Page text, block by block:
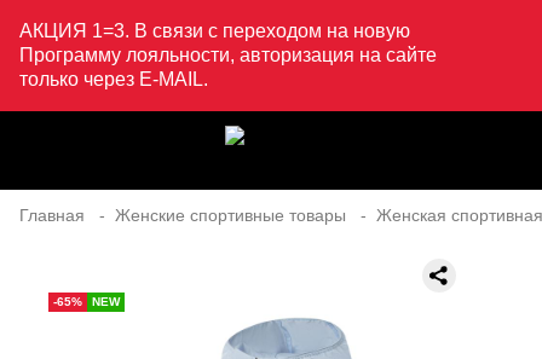
АКЦИЯ 1=3. В связи с переходом на новую
Программу лояльности, авторизация на сайте
только через E-MAIL.
Главная Женские спортивные товары Женская
-65% NEW